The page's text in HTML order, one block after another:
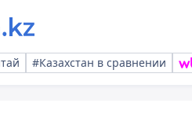
#Казахстан в сравнении